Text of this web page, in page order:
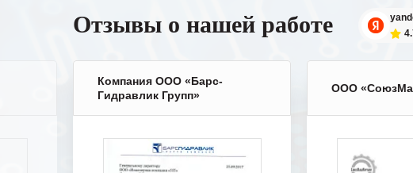
Отзывы о нашей работе
Компания ООО «Барс-
Гидравлик Групп»
ООО